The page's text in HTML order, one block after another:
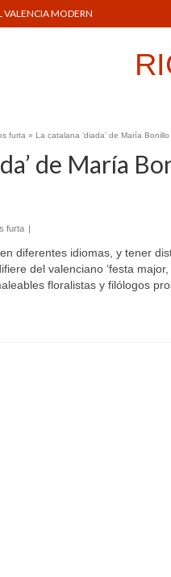
VALENCIA MODERN
furta » La catalana ‘diada’ de María
de María
furta |
diferentes idiomas, y tener
del valenciano ‘festa
floralistas y filólogos